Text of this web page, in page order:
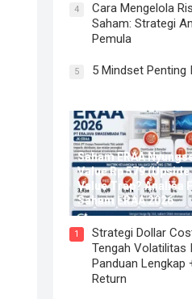
4
Cara Mengelola
Saham: Strategi
Pemula
5 5 Mindset Penting
Saham ERAA
Value Rp 579 (Upside
Value Trap? Analisa
Saham ERAA 2026
1
Strategi Dollar
Tengah Volatilitas
Panduan Lengkap
Return